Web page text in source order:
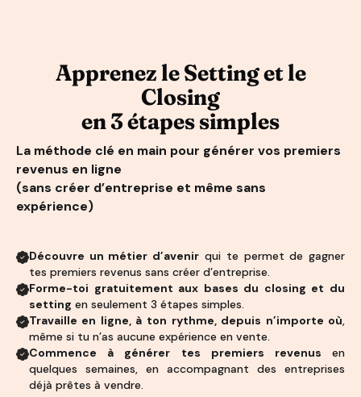
Apprenez le Setting et le
Closing
en 3 étapes simples
La méthode clé en main pour générer vos premiers
revenus en ligne
(sans créer d’entreprise et même sans
expérience)
Découvre un métier d’avenir qui te permet de gagner
tes premiers revenus sans créer d’entreprise.
Forme-toi gratuitement aux bases du closing et du
setting en seulement 3 étapes simples.
Travaille en ligne, à ton rythme, depuis n’importe où,
même si tu n’as aucune expérience en vente.
Commence à générer tes premiers revenusen
quelques semaines, en accompagnant des entreprises
déjà prêtes à vendre.